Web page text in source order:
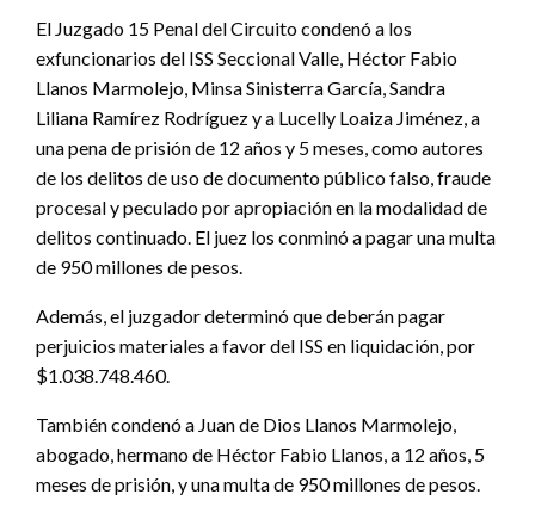
El Juzgado 15 Penal del Circuito condenó a los
exfuncionarios del ISS Seccional Valle, Héctor Fabio
Llanos Marmolejo, Minsa Sinisterra García, Sandra
Liliana Ramírez Rodríguez y a Lucelly Loaiza Jiménez, a
una pena de prisión de 12 años y 5 meses, como autores
de los delitos de uso de documento público falso, fraude
procesal y peculado por apropiación en la modalidad de
delitos continuado. El juez los conminó a pagar una multa
de 950 millones de pesos.
Además, el juzgador determinó que deberán pagar
perjuicios materiales a favor del ISS en liquidación, por
$1.038.748.460.
También condenó a Juan de Dios Llanos Marmolejo,
abogado, hermano de Héctor Fabio Llanos, a 12 años, 5
meses de prisión, y una multa de 950 millones de pesos.